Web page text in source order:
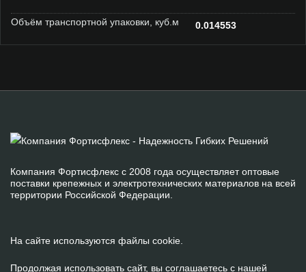
Объём транспортной упаковки, куб.м 0.014553
Компания Фортисфлекс с 2008 года осуществляет оптовые
поставки крепежных и электротехнических материалов на всей
территории Российской Федерации.
На сайте используются файлы cookie.
Продолжая использовать сайт, вы соглашаетесь с нашей